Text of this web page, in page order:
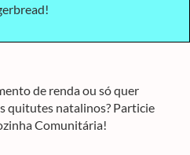
de renda ou só quer
quitutes natalinos? Particie
Comunitária!